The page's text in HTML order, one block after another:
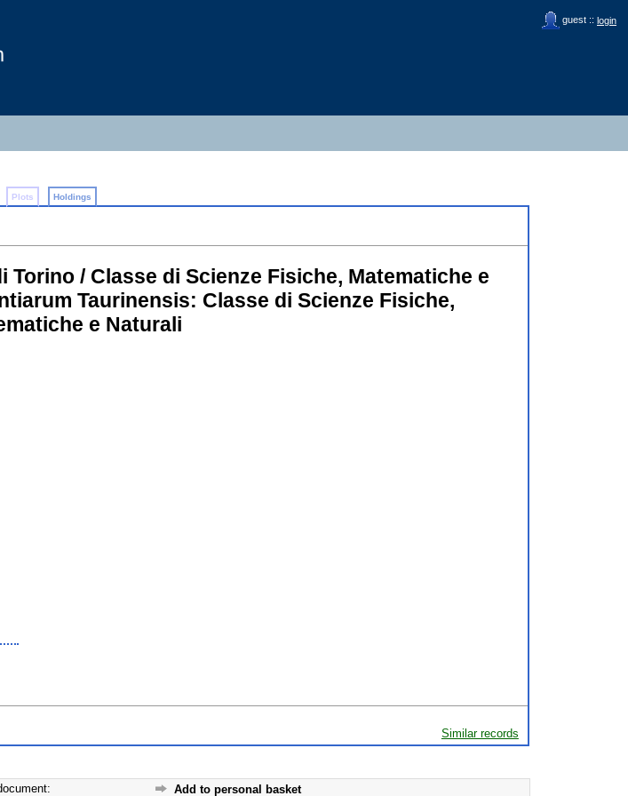
guest :: login
Plots Holdings
/ Classe di Scienze Fisiche, Matematiche e
Taurinensis: Classe di Scienze Fisiche,
e Naturali
Similar records
Add to personal basket